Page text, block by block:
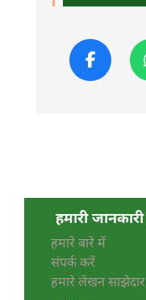
हमारी जानकारी
हमारे बारे में
संपर्क करें
हमारे लेखन साझेदार